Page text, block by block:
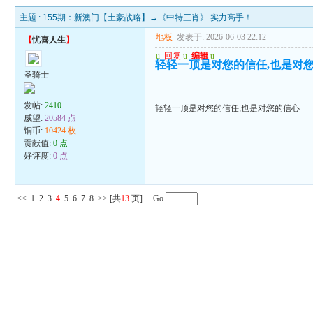
主题 : 155期：新澳门【土豪战略】→《中特三肖》 实力高手！
【忧喜人生】
圣骑士
发帖:2410
威望:20584 点
铜币: 10424 枚
贡献值:0 点
好评度:0 点
地板 发表于: 2026-06-03 22:12
u 回复 u 编辑 u
轻轻一顶是对您的信任,也是对
轻轻一顶是对您的信任,也是对您的信心
<< 1 2 3 4 5 6 7 8 >> [共13 页] Go